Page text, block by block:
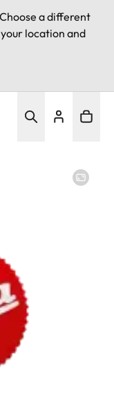
a different
location and